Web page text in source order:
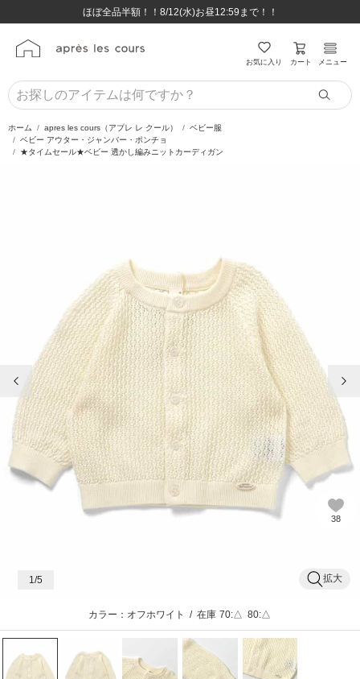
8,800円(税込)以上のお買い物で送料無料♪
ほぼ全品半額！！8/12(水)お昼12:59まで！！
8,800円(税込)以上のお買い物で送料無料♪
ほぼ全品半額！！8/12(水)お昼12:59まで！！
お気に入り カート メニュー
ホーム apres les cours（アプレ レ クール）
ベビー服
ベビー アウター・ジャンバー・ポンチョ
★タイムセール★ベビー 透かし編みニットカーディガン
前の画像
38
拡大
1/5
カラー：オフホワイト / 在庫 70:△ 80:△